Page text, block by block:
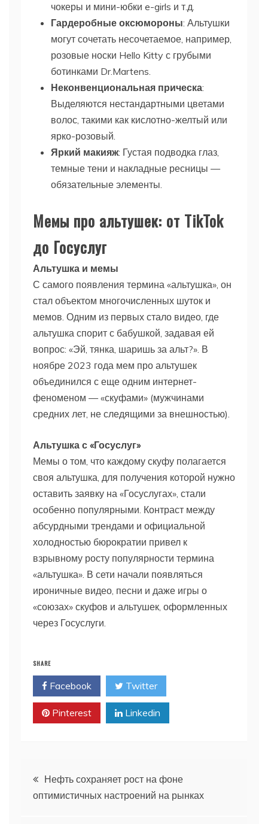
чокеры и мини-юбки e-girls и т.д.
Гардеробные оксюмороны: Альтушки
могут сочетать несочетаемое, например,
розовые носки Hello Kitty с грубыми
ботинками Dr.Martens.
Неконвенциональная прическа:
Выделяются нестандартными цветами
волос, такими как кислотно-желтый или
ярко-розовый.
Яркий макияж: Густая подводка глаз,
темные тени и накладные ресницы —
обязательные элементы.
Мемы про альтушек: от TikTok
до Госуслуг
Альтушка и мемы
С самого появления термина «альтушка», он
стал объектом многочисленных шуток и
мемов. Одним из первых стало видео, где
альтушка спорит с бабушкой, задавая ей
вопрос: «Эй, тянка, шаришь за альт?». В
ноябре 2023 года мем про альтушек
объединился с еще одним интернет-
феноменом — «скуфами» (мужчинами
средних лет, не следящими за внешностью).
Альтушка с «Госуслуг»
Мемы о том, что каждому скуфу полагается
своя альтушка, для получения которой нужно
оставить заявку на «Госуслугах», стали
особенно популярными. Контраст между
абсурдными трендами и официальной
холодностью бюрократии привел к
взрывному росту популярности термина
«альтушка». В сети начали появляться
ироничные видео, песни и даже игры о
«союзах» скуфов и альтушек, оформленных
через Госуслуги.
SHARE
Facebook Twitter
Pinterest Linkedin
Навигация
по
Нефть сохраняет рост на фоне
оптимистичных настроений на рынках